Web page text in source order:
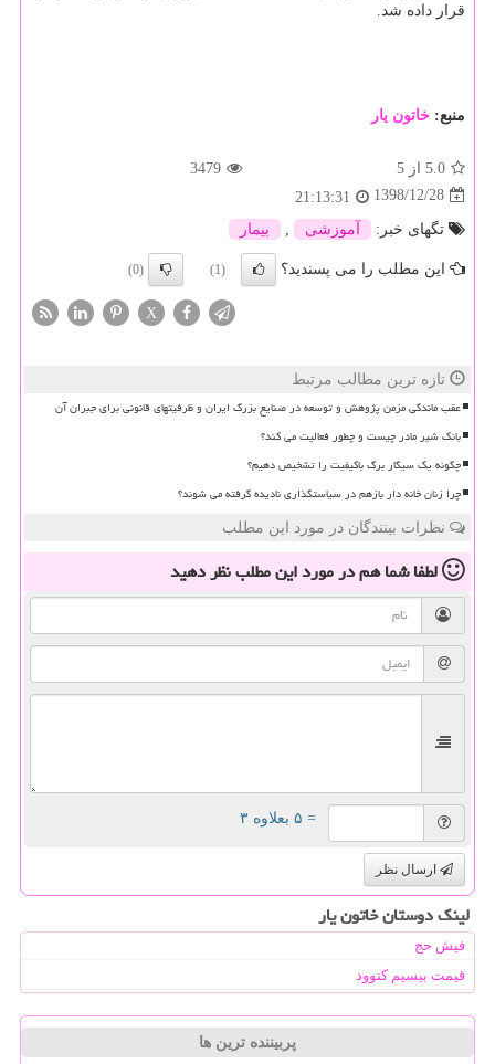
قرار داده شد.
منبع: خاتون یار
5.0 از 5
3479
1398/12/28
21:13:31
تگهای خبر:
آموزشی بیمار
این مطلب را می پسندید؟ (1)
(0)
X
تازه ترین مطالب مرتبط
عقب ماندگی مزمن پژوهش و توسعه در صنایع بزرگ ایران و ظرفیتهای قانونی برای جبران آن
بانک شیر مادر چیست و چطور فعالیت می کند؟
چگونه یک سیگار برگ باکیفیت را تشخیص دهیم؟
چرا زنان خانه دار بازهم در سیاستگذاری نادیده گرفته می شوند؟
نظرات بینندگان در مورد این مطلب
لطفا شما همدر مورد این مطلبنظر دهید
= ۵ بعلاوه ۳
ارسال نظر
لینک دوستان خاتون یار
فیش حج
قیمت بیسیم کنوود
پربیننده ترین ها